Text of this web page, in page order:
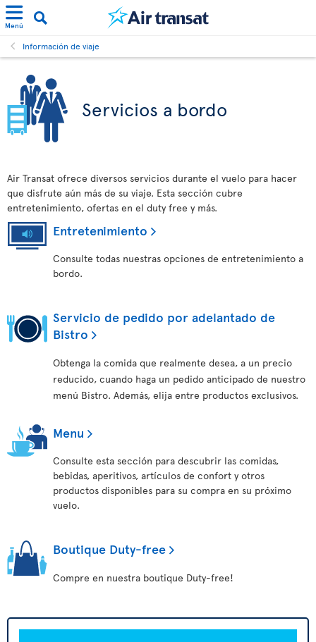
Menú
Información de viaje
Servicios a bordo
Air Transat ofrece diversos servicios durante el vuelo para hacer
que disfrute aún más de su viaje. Esta sección cubre
entretenimiento, ofertas en el duty free y más.
Entretenimiento
Consulte todas nuestras opciones de entretenimiento a
bordo.
Servicio de pedido por adelantado de
Bistro
Obtenga la comida que realmente desea, a un precio
reducido, cuando haga un pedido anticipado de nuestro
menú Bistro. Además, elija entre productos exclusivos.
Menu
Consulte esta sección para descubrir las comidas,
bebidas, aperitivos, artículos de confort y otros
productos disponibles para su compra en su próximo
vuelo.
Boutique Duty-free
Compre en nuestra boutique Duty-free!